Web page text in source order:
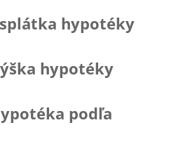
hypotéky
hypotéky
podľa